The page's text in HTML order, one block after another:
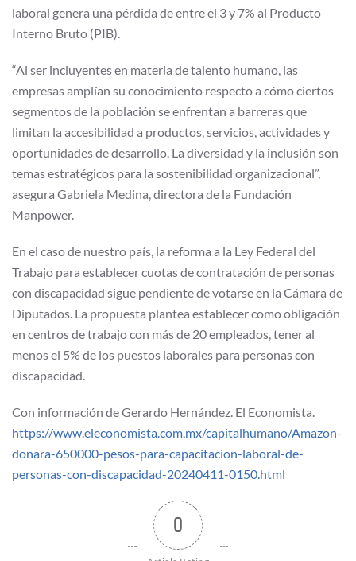
laboral genera una pérdida de entre el 3 y 7% al Producto
Interno Bruto (PIB).
“Al ser incluyentes en materia de talento humano, las
empresas amplían su conocimiento respecto a cómo ciertos
segmentos de la población se enfrentan a barreras que
limitan la accesibilidad a productos, servicios, actividades y
oportunidades de desarrollo. La diversidad y la inclusión son
temas estratégicos para la sostenibilidad organizacional”,
asegura Gabriela Medina, directora de la Fundación
Manpower.
En el caso de nuestro país, la reforma a la Ley Federal del
Trabajo para establecer cuotas de contratación de personas
con discapacidad sigue pendiente de votarse en la Cámara de
Diputados. La propuesta plantea establecer como obligación
en centros de trabajo con más de 20 empleados, tener al
menos el 5% de los puestos laborales para personas con
discapacidad.
Con información de Gerardo Hernández. El Economista.
https://www.eleconomista.com.mx/capitalhumano/Amazon-
donara-650000-pesos-para-capacitacion-laboral-de-
personas-con-discapacidad-20240411-0150.html
0